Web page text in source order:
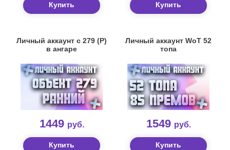
Купить Купить
Личный аккаунт с 279 (Р)
в ангаре
1449 руб.
Купить
Личный аккаунт WoT 52
топа
1549 руб.
Купить